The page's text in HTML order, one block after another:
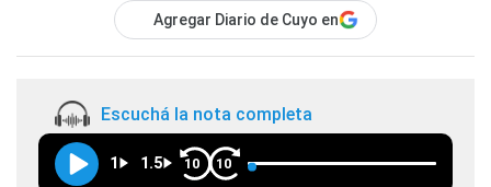
Agregar Diario de Cuyo en
Escuchá la nota completa
1 1.5 10 10